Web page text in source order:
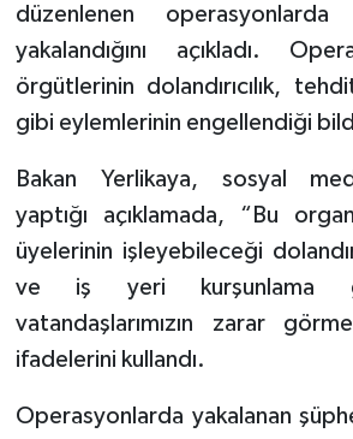
düzenlenen
yakalandığını açıkladı.
örgütlerinin dolandırıcılık,
gibi eylemlerinin engellendiği
Bakan Yerlikaya, sosyal
yaptığı açıklamada, “Bu
üyelerinin işleyebileceği
ve iş yeri kurşunlama
vatandaşlarımızın zarar
ifadelerini kullandı.
Operasyonlarda yakalanan